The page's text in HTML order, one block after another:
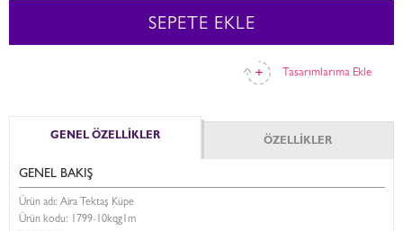
Tasarımlarıma Ekle
SEPETE EKLE
GENEL ÖZELLİKLER ÖZELLİKLER
GENEL BAKIŞ
Ürün adı: Aira Tektaş Küpe
Ürün kodu: 1799-10kqg1m